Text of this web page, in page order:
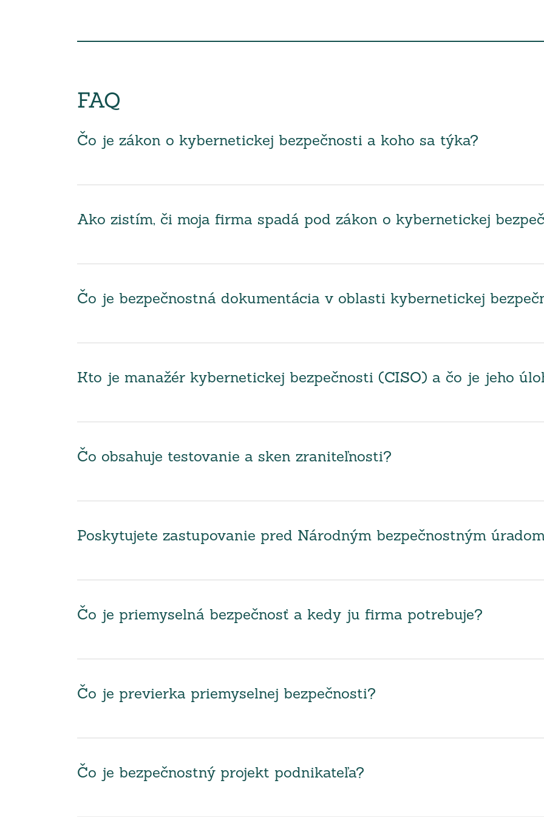
FAQ
Čo je zákon o kybernetickej bezpečnosti a koho sa týka?
Ako zistím, či moja firma spadá pod zákon o kybernetickej
Čo je bezpečnostná dokumentácia v oblasti kybernetickej
Kto je manažér kybernetickej bezpečnosti (CISO) a čo je jeho
Čo obsahuje testovanie a sken zraniteľnosti?
Poskytujete zastupovanie pred Národným bezpečnostným
Čo je priemyselná bezpečnosť a kedy ju firma potrebuje?
Čo je previerka priemyselnej bezpečnosti?
Čo je bezpečnostný projekt podnikateľa?